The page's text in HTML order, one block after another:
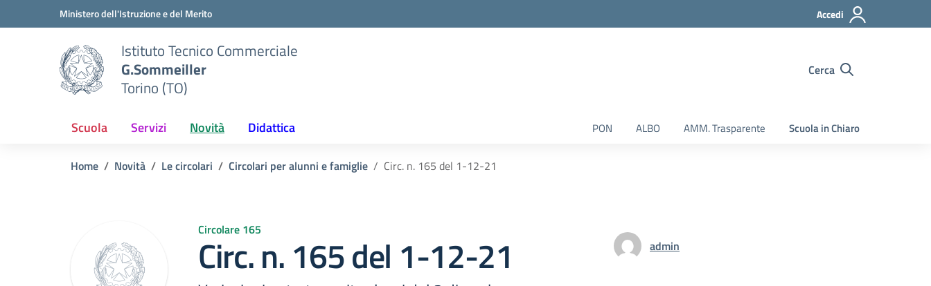
Vai ai contenuti
Vai al menu di navigazioneMinistero dell'Istruzione e del Merito Accedi
Istituto Tecnico Commerciale
G.Sommeiller
Torino (TO)
Cerca
Scuola Servizi Novità Didattica PON ALBO AMM. Trasparente Scuola in Chiaro
Home Novità Le circolari Circolari per alunni e famiglie Circ. n. 165 del 1-12-21
Circolare 165
Circ. n. 165 del 1-12-21 admin